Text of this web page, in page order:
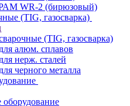
WR-2 (бирюзовый)
(TIG, газосварка)
(TIG, газосварка)
алюм. сплавов
нерж. сталей
черного металла
оборудование